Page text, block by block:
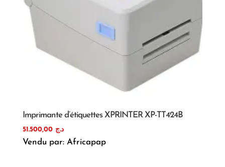
Imprimante d’étiquettes XPRINTER XP-TT424B
د.ج 51.500,00
Vendu par: Africapap